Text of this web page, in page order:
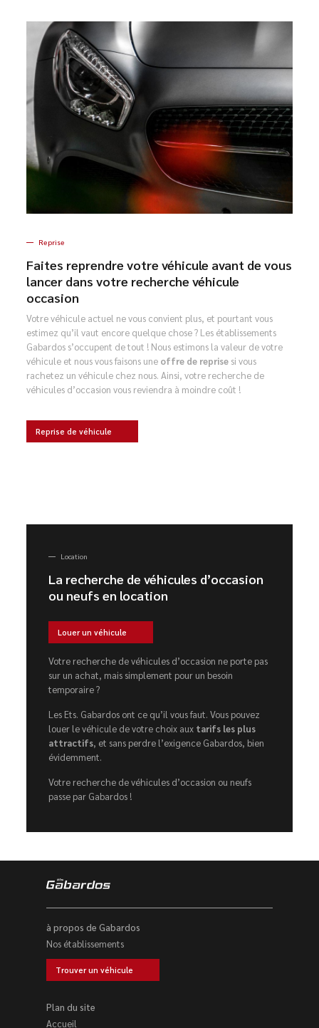
Reprise
Faites reprendre votre véhicule avant de vous
lancer dans votre recherche véhicule
occasion
Votre véhicule actuel ne vous convient plus, et pourtant vous
estimez qu’il vaut encore quelque chose ? Les établissements
Gabardos s’occupent de tout ! Nous estimons la valeur de votre
véhicule et nous vous faisons une offre de reprise si vous
rachetez un véhicule chez nous. Ainsi, votre recherche de
véhicules d’occasion vous reviendra à moindre coût !
Reprise de véhicule
Location
La recherche de véhicules d’occasion
ou neufs en location
Louer un véhicule
Votre recherche de véhicules d’occasion ne porte pas
sur un achat, mais simplement pour un besoin
temporaire ?
Les Ets. Gabardos ont ce qu’il vous faut. Vous pouvez
louer le véhicule de votre choix aux tarifs les plus
attractifs, et sans perdre l’exigence Gabardos, bien
évidemment.
Votre recherche de véhicules d’occasion ou neufs
passe par Gabardos !
à propos de Gabardos
Nos établissements
Trouver un véhicule
Plan du site
Accueil